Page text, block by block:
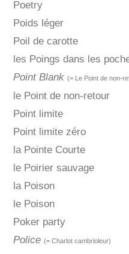
Poetry
Poids léger
Poil de carotte
les Poings dans les
Point Blank (= Le Point de non-
le Point de non-retour
Point limite
Point limite zéro
la Pointe Courte
le Poirier sauvage
la Poison
le Poison
Poker party
Police (= Charlot cambrioleur)